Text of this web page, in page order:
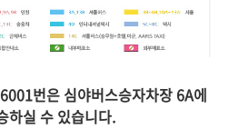
번은 심야버스승자차장 6A에
하실 수 있습니다.